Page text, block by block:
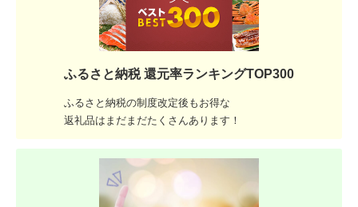
ふるさと納税 還元率ランキングTOP300
ふるさと納税の制度改定後もお得な
返礼品はまだまだたくさんあります！